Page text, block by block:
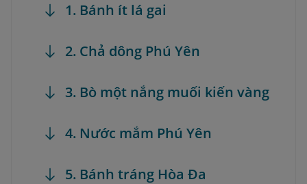
1. Bánh ít lá gai
2. Chả dông Phú Yên
3. Bò một nắng muối kiến vàng
4. Nước mắm Phú Yên
5. Bánh tráng Hòa Đa